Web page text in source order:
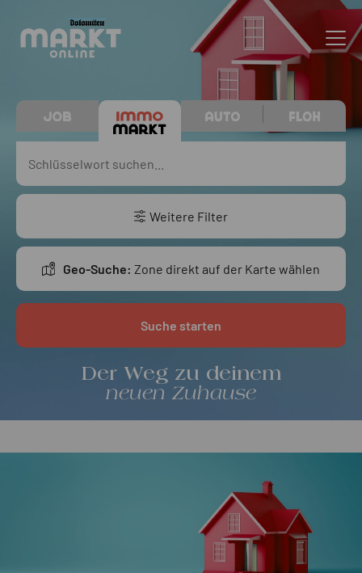
Der Weg zu deinem
neuen Zuhause
Weitere Filter
Geo-Suche: Zone direkt auf der Karte wählen
Suche starten